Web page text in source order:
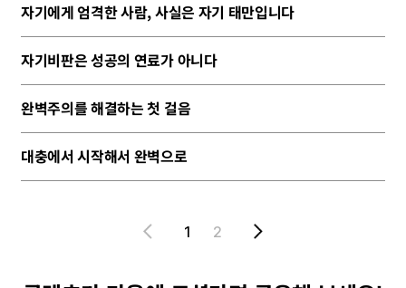
자기에게 엄격한 사람, 사실은 자기 태만입니다
자기비판은 성공의 연료가 아니다
완벽주의를 해결하는 첫 걸음
대충에서 시작해서 완벽으로
1 2